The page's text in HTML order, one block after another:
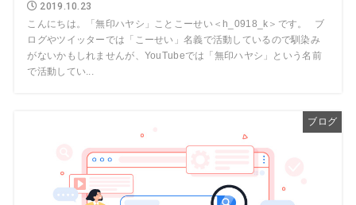
2019.10.23
こんにちは。「無印ハヤシ」ことこーせい＜h_0918_k＞です。 ブ
ログやツイッターでは「こーせい」名義で活動しているので馴染み
がないかもしれませんが、YouTubeでは「無印ハヤシ」という名前
で活動してい...
ブログ